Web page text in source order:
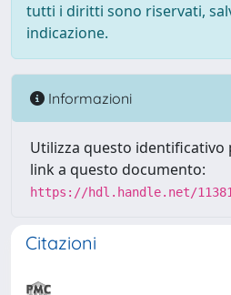
tutti i diritti sono riservati,
indicazione.
Informazioni
Utilizza questo identificativo
link a questo documento:
https://hdl.handle.net/
Citazioni